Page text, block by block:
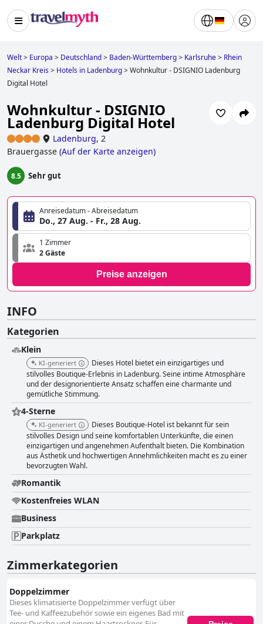
Welt> Europa > Deutschland> Baden-Württemberg> Karlsruhe> Rhein
Neckar Kreis> Hotels in Ladenburg>Wohnkultur - DSIGNIO Ladenburg
Digital Hotel
Wohnkultur - DSIGNIO
Ladenburg Digital Hotel
Ladenburg, 2
Brauergasse (Auf der Karte anzeigen)
8.5 Sehr gut
Anreisedatum - Abreisedatum
Do., 27 Aug. - Fr., 28 Aug.
1 Zimmer
2 Gäste
Preise anzeigen
INFO
Kategorien
Klein
KI-generiert
Dieses Hotel bietet ein einzigartiges und
stilvolles Boutique-Erlebnis in Ladenburg. Seine intime Atmosphäre
und der designorientierte Ansatz schaffen eine charmante und
gemütliche Stimmung.
4-Sterne
KI-generiert
Dieses Boutique-Hotel ist bekannt für sein
stilvolles Design und seine komfortablen Unterkünfte, die einen
einzigartigen und angenehmen Aufenthalt bieten. Die Kombination
aus Ästhetik und hochwertigen Annehmlichkeiten macht es zu einer
bevorzugten Wahl.
Romantik
Kostenfreies WLAN
Business
Parkplatz
Zimmerkategorien
Doppelzimmer
Dieses klimatisierte Doppelzimmer verfügt über
Tee- und Kaffeezubehör sowie ein eigenes Bad mit